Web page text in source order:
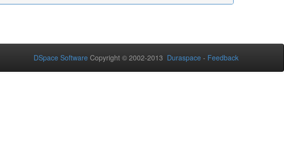
DSpace Software Copyright © 2002-2013 Duraspace - Feedback